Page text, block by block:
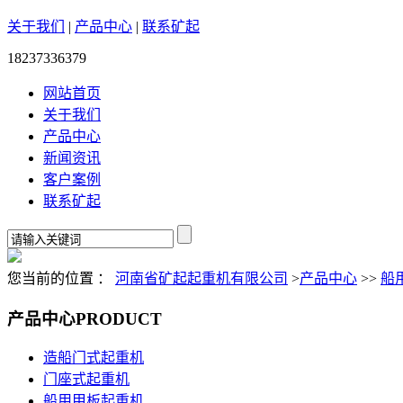
关于我们 | 产品中心 | 联系矿起
18237336379
网站首页
关于我们
产品中心
新闻资讯
客户案例
联系矿起
您当前的位置 ： 河南省矿起起重机有限公司 >产品中心 >> 船
产品中心PRODUCT
造船门式起重机
门座式起重机